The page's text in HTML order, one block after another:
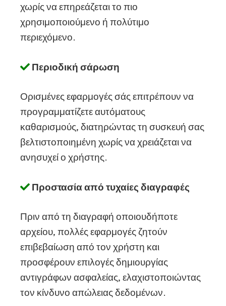
χωρίς να επηρεάζεται το πιο
χρησιμοποιούμενο ή πολύτιμο
περιεχόμενο.
Περιοδική σάρωση
Ορισμένες εφαρμογές σάς επιτρέπουν να
προγραμματίζετε αυτόματους
καθαρισμούς, διατηρώντας τη συσκευή σας
βελτιστοποιημένη χωρίς να χρειάζεται να
ανησυχεί ο χρήστης.
Προστασία από τυχαίες διαγραφές
Πριν από τη διαγραφή οποιουδήποτε
αρχείου, πολλές εφαρμογές ζητούν
επιβεβαίωση από τον χρήστη και
προσφέρουν επιλογές δημιουργίας
αντιγράφων ασφαλείας, ελαχιστοποιώντας
τον κίνδυνο απώλειας δεδομένων.